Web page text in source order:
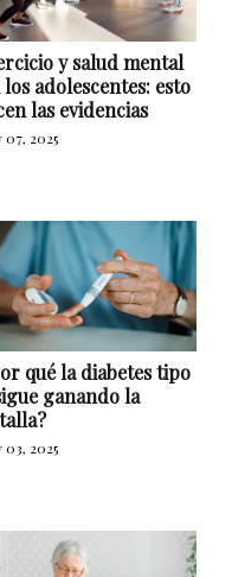
y salud mental
los adolescentes: esto
las evidencias
07, 2025
qué la diabetes tipo
ganando la
03, 2025